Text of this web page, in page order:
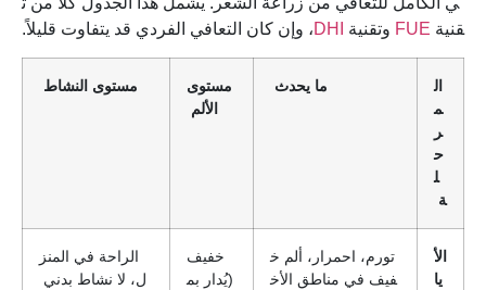
قنية FUE وتقنية DHI، وإن كان التعافي الفردي قد يتفاوت قليلاً.
ال
م
ر
ح
ل
ة
ما يحدث
مستوى
الألم
مستوى النشاط
الأ
يا
تورم، احمرار، ألم خ
فيف في مناطق الأخ
خفيف
(يُدار بم
الراحة في المنز
ل، لا نشاط بدني